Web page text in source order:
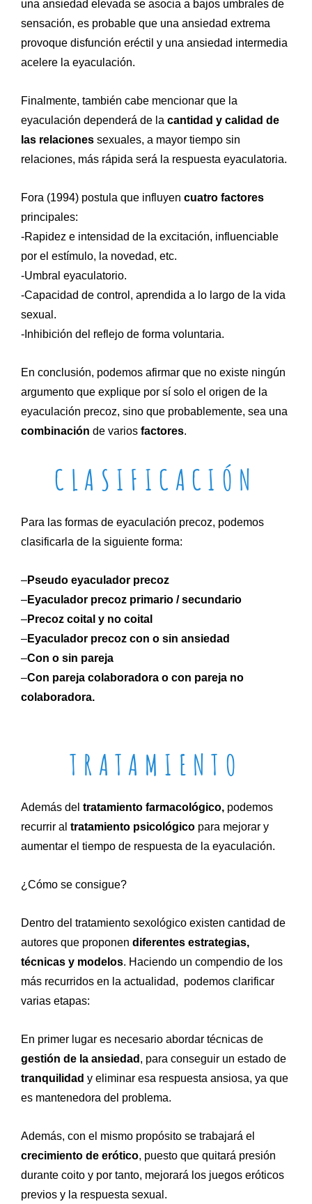
una ansiedad elevada se asocia a bajos umbrales de
sensación, es probable que una ansiedad extrema
provoque disfunción eréctil y una ansiedad intermedia
acelere la eyaculación.
Finalmente, también cabe mencionar que la
eyaculación dependerá de la cantidad y calidad de
las relaciones sexuales, a mayor tiempo sin
relaciones, más rápida será la respuesta eyaculatoria.
Fora (1994) postula que influyen cuatro factores
principales:
-Rapidez e intensidad de la excitación, influenciable
por el estímulo, la novedad, etc.
-Umbral eyaculatorio.
-Capacidad de control, aprendida a lo largo de la vida
sexual.
-Inhibición del reflejo de forma voluntaria.
En conclusión, podemos afirmar que no existe ningún
argumento que explique por sí solo el origen de la
eyaculación precoz, sino que probablemente, sea una
combinación de varios factores.
CLASIFICACIÓN
Para las formas de eyaculación precoz, podemos
clasificarla de la siguiente forma:
–Pseudo eyaculador precoz
–Eyaculador precoz primario / secundario
–Precoz coital y no coital
–Eyaculador precoz con o sin ansiedad
–Con o sin pareja
–Con pareja colaboradora o con pareja no
colaboradora.
TRATAMIENTO
Además del tratamiento farmacológico, podemos
recurrir al tratamiento psicológico para mejorar y
aumentar el tiempo de respuesta de la eyaculación.
¿Cómo se consigue?
Dentro del tratamiento sexológico existen cantidad de
autores que proponen diferentes estrategias,
técnicas y modelos. Haciendo un compendio de los
más recurridos en la actualidad, podemos clarificar
varias etapas:
En primer lugar es necesario abordar técnicas de
gestión de la ansiedad , para conseguir un estado de
tranquilidad y eliminar esa respuesta ansiosa, ya que
es mantenedora del problema.
Además, con el mismo propósito se trabajará el
crecimiento de erótico, puesto que quitará presión
durante coito y por tanto, mejorará los juegos eróticos
previos y la respuesta sexual.